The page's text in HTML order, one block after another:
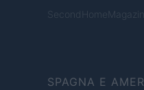
SPAGNA E